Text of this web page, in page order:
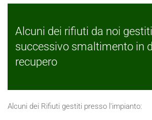
Alcuni dei rifiuti da noi gestiti
successivo smaltimento in
recupero
Alcuni dei Rifiuti gestiti presso l'impianto: